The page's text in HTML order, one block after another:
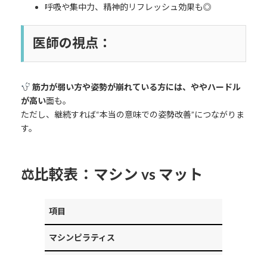
呼吸や集中力、精神的リフレッシュ効果も◎
医師の視点：
筋力が弱い方や姿勢が崩れている方には、ややハードル
が高い面も。
ただし、継続すれば“本当の意味での姿勢改善”につながりま
す。
⚖比較表：マシン vs マット
項目
マシンピラティス